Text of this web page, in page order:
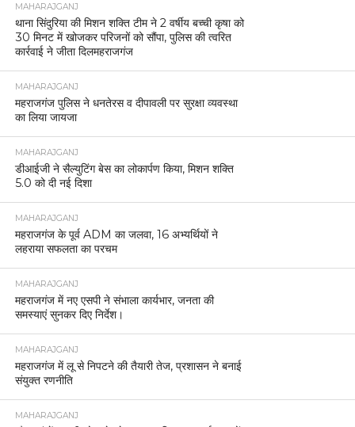
MAHARAJGANJ
थाना सिंदुरिया की मिशन शक्ति टीम ने 2 वर्षीय बच्ची कृषा को
30 मिनट में खोजकर परिजनों को सौंपा, पुलिस की त्वरित
कार्रवाई ने जीता दिलमहराजगंज
MAHARAJGANJ
महराजगंज पुलिस ने धनतेरस व दीपावली पर सुरक्षा व्यवस्था
का लिया जायजा
MAHARAJGANJ
डीआईजी ने सैल्युटिंग बेस का लोकार्पण किया, मिशन शक्ति
5.0 को दी नई दिशा
MAHARAJGANJ
महराजगंज के पूर्व ADM का जलवा, 16 अभ्यर्थियों ने
लहराया सफलता का परचम
MAHARAJGANJ
महराजगंज में नए एसपी ने संभाला कार्यभार, जनता की
समस्याएं सुनकर दिए निर्देश।
MAHARAJGANJ
महराजगंज में लू से निपटने की तैयारी तेज, प्रशासन ने बनाई
संयुक्त रणनीति
MAHARAJGANJ